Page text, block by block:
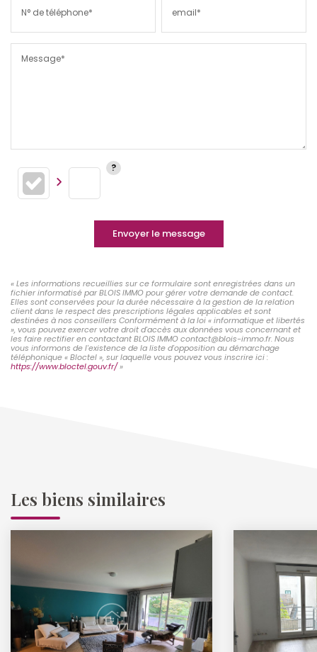
N° de téléphone* email*
Message*
Envoyer le message
« Les informations recueillies sur ce formulaire sont enregistrées dans un
fichier informatisé par BLOIS IMMO pour gérer votre demande de contact.
Elles sont conservées pour la durée nécessaire à la gestion de la relation
client dans le respect des prescriptions légales applicables et sont
destinées à nos conseillers Conformément à la loi « informatique et libertés
», vous pouvez exercer votre droit d'accès aux données vous concernant et
les faire rectifier en contactant BLOIS IMMO contact@blois-immo.fr. Nous
vous informons de l'existence de la liste d'opposition au démarchage
téléphonique « Bloctel », sur laquelle vous pouvez vous inscrire ici :
https://www.bloctel.gouv.fr/»
Les biens similaires